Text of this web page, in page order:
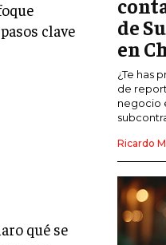
DE
CALIDAD
TALENTOS
TALENTO
clave
qué se
de
en
¿Te has
de
negocio
Ricardo